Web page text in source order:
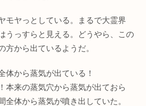
モヤっとしている。まるで大霊界
うっすらと見える。どうやら、この
方から出ているようだ。
体から蒸気が出ている！
本来の蒸気穴から蒸気が出ておら
全体から蒸気が噴き出していた。